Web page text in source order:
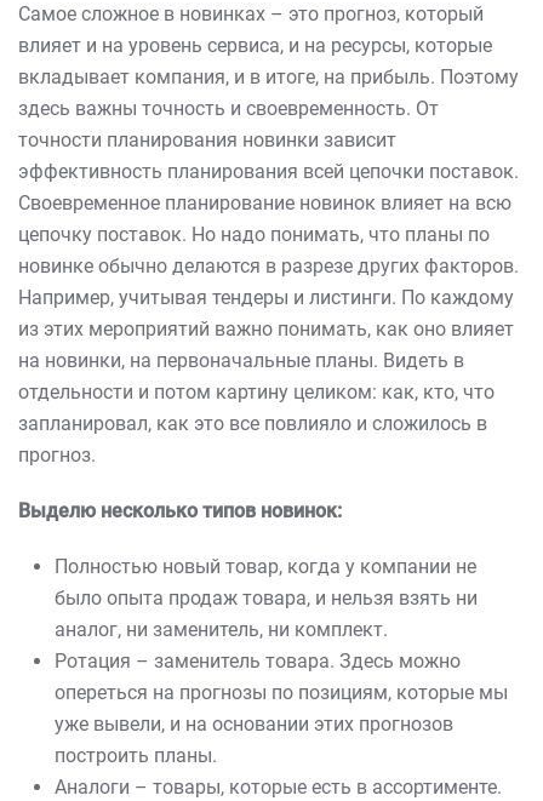
Самое сложное в новинках – это прогноз, который
влияет и на уровень сервиса, и на ресурсы, которые
вкладывает компания, и в итоге, на прибыль. Поэтому
здесь важны точность и своевременность. От
точности планирования новинки зависит
эффективность планирования всей цепочки поставок.
Своевременное планирование новинок влияет на всю
цепочку поставок. Но надо понимать, что планы по
новинке обычно делаются в разрезе других факторов.
Например, учитывая тендеры и листинги. По каждому
из этих мероприятий важно понимать, как оно влияет
на новинки, на первоначальные планы. Видеть в
отдельности и потом картину целиком: как, кто, что
запланировал, как это все повлияло и сложилось в
прогноз.
Выделю несколько типов новинок:
Полностью новый товар, когда у компании не
было опыта продаж товара, и нельзя взять ни
аналог, ни заменитель, ни комплект.
Ротация – заменитель товара. Здесь можно
опереться на прогнозы по позициям, которые мы
уже вывели, и на основании этих прогнозов
построить планы.
Аналоги – товары, которые есть в ассортименте.